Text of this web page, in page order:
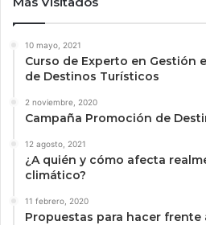
10 mayo, 2021
Curso de Experto en Gestión
de Destinos Turísticos
2 noviembre, 2020
Campaña Promoción de
12 agosto, 2021
¿A quién y cómo afecta
climático?
11 febrero, 2020
Propuestas para hacer